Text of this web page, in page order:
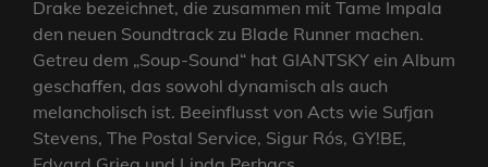
Drake bezeichnet, die zusammen mit Tame Impala
den neuen Soundtrack zu Blade Runner machen.
Getreu dem „Soup-Sound“ hat GIANTSKY ein Album
geschaffen, das sowohl dynamisch als auch
melancholisch ist. Beeinflusst von Acts wie Sufjan
Stevens, The Postal Service, Sigur Rós, GY!BE,